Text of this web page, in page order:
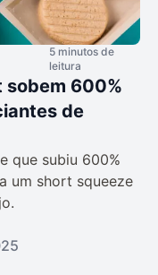
5 minutos de
leitura
sobem 600%
de
que subiu 600%
um short squeeze